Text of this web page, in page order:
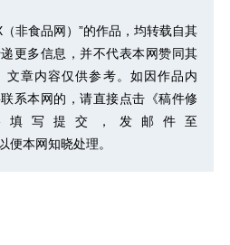
非食品网）”的作品，均转载自其
更多信息，并不代表本网赞同其
文章内容仅供参考。如因作品内
系本网的，请直接点击 《稿件修
填写提交，发邮件至
便本网知晓处理。